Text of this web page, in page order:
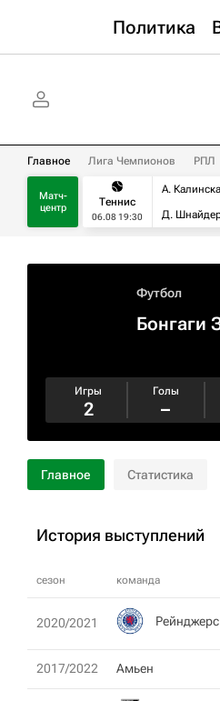
Политика
Главное Лига Чемпионов РПЛ
Матч-
центр
Теннис
06.08 19:30
А.
Д.
Футбол
Бонгаги
Игры
2
Голы
–
Главное Статистика
История выступлений
сезон команда
2020/2021 Рейнджерс
2017/2022 Амьен